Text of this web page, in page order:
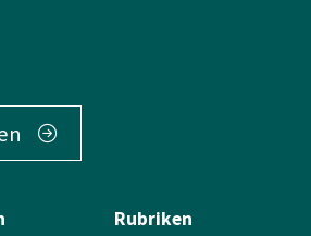
Rubriken